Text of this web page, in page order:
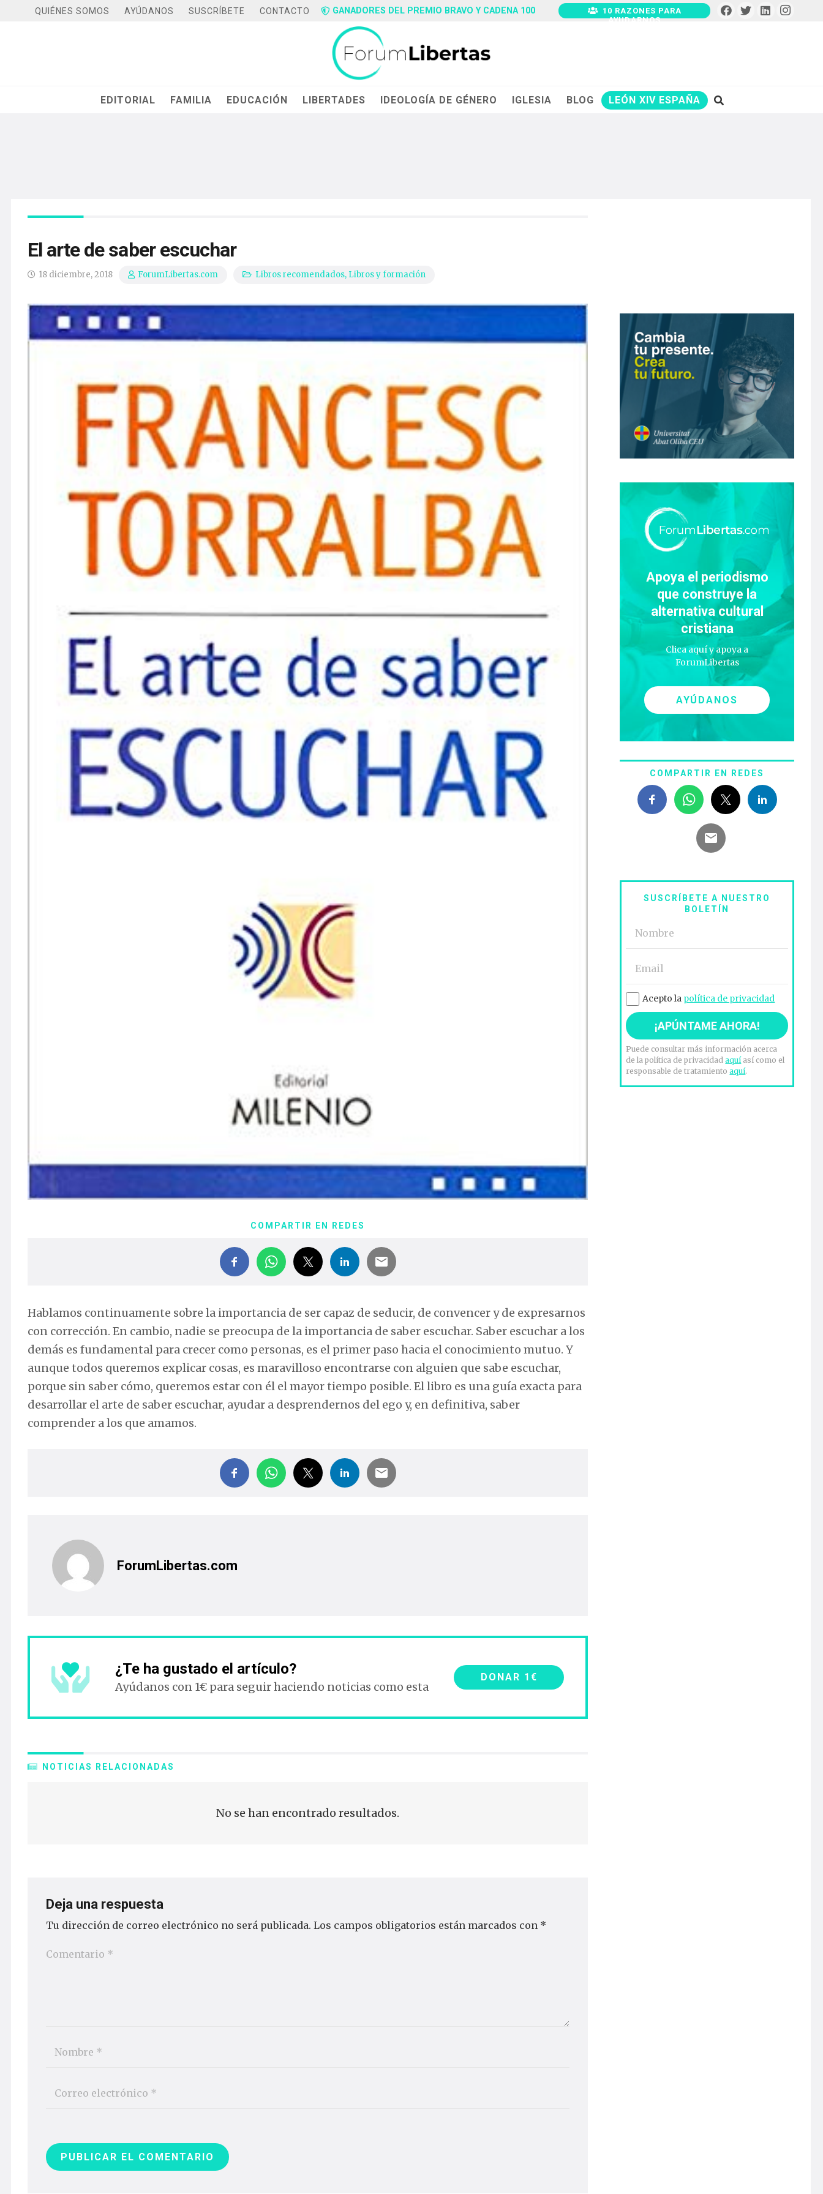
QUIÉNES SOMOS AYÚDANOS SUSCRÍBETE CONTACTO GANADORES DEL PREMIO BRAVO Y CADENA 100
10 RAZONES PARA
AYUDARNOS
EDITORIAL FAMILIA EDUCACIÓN LIBERTADES IDEOLOGÍA DE GÉNERO IGLESIA BLOG LEÓN XIV ESPAÑA
El arte de saber escuchar
18 diciembre, 2018 ForumLibertas.com Libros recomendados, Libros y formación
COMPARTIR EN REDES
Hablamos continuamente sobre la importancia de ser capaz de seducir, de convencer y de expresarnos
con corrección. En cambio, nadie se preocupa de la importancia de saber escuchar. Saber escuchar a los
demás es fundamental para crecer como personas, es el primer paso hacia el conocimiento mutuo. Y
aunque todos queremos explicar cosas, es maravilloso encontrarse con alguien que sabe escuchar,
porque sin saber cómo, queremos estar con él el mayor tiempo posible. El libro es una guía exacta para
desarrollar el arte de saber escuchar, ayudar a desprendernos del ego y, en definitiva, saber
comprender a los que amamos.
ForumLibertas.com
¿Te ha gustado el artículo?
Ayúdanos con 1€ para seguir haciendo noticias como esta
DONAR 1€
NOTICIAS RELACIONADAS
No se han encontrado resultados.
Deja una respuesta
Tu dirección de correo electrónico no será publicada. Los campos obligatorios están marcados con *
PUBLICAR EL COMENTARIO
Apoya el periodismo
que construye la
alternativa cultural
cristiana
Clica aquí y apoya a
ForumLibertas
AYÚDANOS
COMPARTIR EN REDES
SUSCRÍBETE A NUESTRO
BOLETÍN
Acepto la política de privacidad
Puede consultar más información acerca
de la política de privacidadaquíasí como el
responsable de tratamientoaquí.